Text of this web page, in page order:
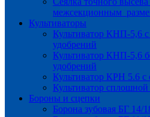
межсекционным
Культиваторы
Культиватор КНП-5,6
удобрений
Культиватор КНП-5,6
удобрений
Культиватор КРН 5.6
Культиватор
Бороны и сцепки
Борона зубовая БГ 14/